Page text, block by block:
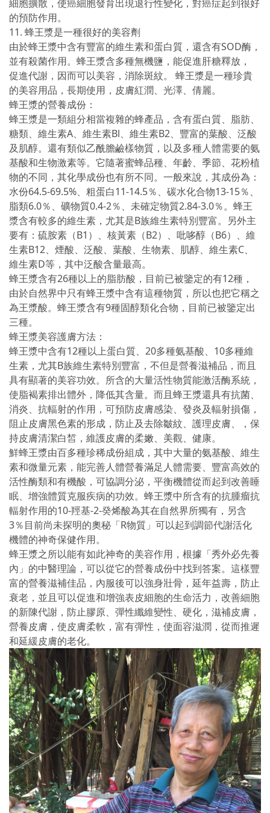
細胞擴散，使癌細胞發育出現退行性變化，對癌症起到很好
的預防作用。
11. 蜂王漿是一種很好的美容劑
由於蜂王漿中含有豐富的維生素和蛋白質，還含有SOD酶，
並有殺菌作用。蜂王漿含多種無機鹽，能促進肝糖釋放，
促進代謝，因而可以美容，消除斑紋。 蜂王漿是一種珍貴
的美容用品，長期使用，皮膚紅潤、光澤、倩麗。
蜂王漿的營養成份：
蜂王漿是一類組分相當複雜的蜂產品，含有蛋白質、脂肪、
糖類、維生素A、維生素Bl、維生素B2、豐富的葉酸、泛酸
及肌醇。還有類似乙酰膽鹼樣物質，以及多種人體需要的氨
基酸和生物激素等。它隨著蜜蜂品種、年齡、季節、花粉植
物的不同，其化學成份也有所不同。一般來說，其成份為：
水份64.5-69.5%、粗蛋白11-14.5％、碳水化合物13-15％、
脂類6.0％、礦物質0.4-2％、未確定物質2.84-3.0％。蜂王
漿含有較多的維生素，尤其是B族維生素特別豐富。另外主
要有：硫胺素（B1）、核黃素（B2）、吡哆醇（B6）、維
生素B12、煙酸、泛酸、葉酸、生物素、肌醇、維生素C、
維生素D等，其中泛酸含量最高。
蜂王漿含有26種以上的脂肪酸，目前已被鑒定的有12種，
由於自然界中只有蜂王漿中含有這種物質，所以也把它稱之
為王漿酸。蜂王漿含有9種固醇類化合物，目前已被鑒定出
三種。
蜂王漿美容護膚方法：
蜂王漿中含有12種以上蛋白質、20多種氨基酸、10多種維
生素，尤其B族維生素特別豐富，不但是營養滋補品，而且
具有顯著的美容功效。所含的大量活性物質能激活酶系統，
使脂褐素排出體外，降低其含量。而且蜂王漿還具有抗菌、
消炎、抗輻射的作用，可預防皮膚感染、發炎及輻射損傷，
阻止皮膚黑色素的形成，防止及去除皺紋、護理皮膚、，保
持皮膚清潔白皙，維護皮膚的柔嫩、美觀、健康。
鮮蜂王漿由百多種珍稀成份組成，其中大量的氨基酸、維生
素和微量元素，能完善人體營養滿足人體需要、豐富高效的
活性酶類和有機酸，可協調分泌，平衡機體從而起到改善睡
眠、增強體質克服疾病的功效。蜂王漿中所含有的抗腫瘤抗
輻射作用的10-羥基-2-癸烯酸為其在自然界所獨有，另含
3％目前尚未探明的奧秘「R物質」可以起到調節代謝活化
機體的神奇保健作用。
蜂王漿之所以能有如此神奇的美容作用，根據「秀外必先養
內」的中醫理論，可以從它的營養成份中找到答案。這樣豐
富的營養滋補佳品，內服後可以強身壯骨，延年益壽，防止
衰老，並且可以促進和增強表皮細胞的生命活力，改善細胞
的新陳代謝，防止膠原、彈性纖維變性、硬化，滋補皮膚，
營養皮膚，使皮膚柔軟，富有彈性，使面容滋潤，從而推遲
和延緩皮膚的老化。